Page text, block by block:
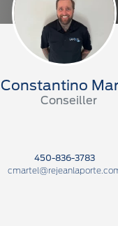
Constantino
Conseiller
450-836-3783